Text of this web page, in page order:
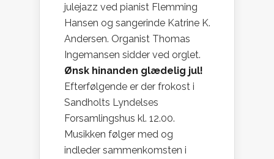
julejazz ved pianist Flemming
Hansen og sangerinde Katrine K.
Andersen. Organist Thomas
Ingemansen sidder ved orglet.
Ønsk hinanden glædelig jul!
Efterfølgende er der frokost i
Sandholts Lyndelses
Forsamlingshus kl. 12.00.
Musikken følger med og
indleder sammenkomsten i